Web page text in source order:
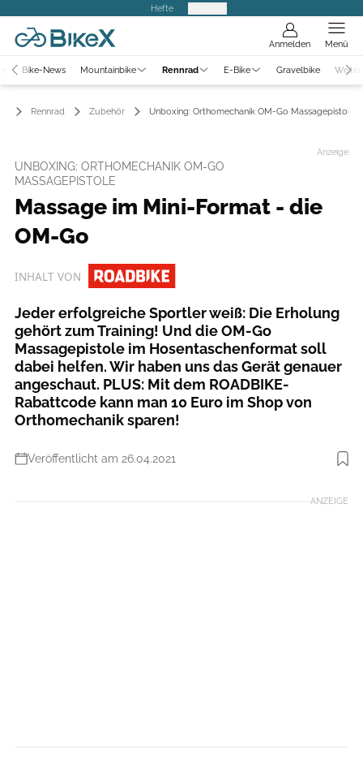
Hefte
Anmelden Menü
Bike-News Mountainbike Rennrad E-Bike Gravelbike
Rennrad Zubehör Unboxing: Orthomechanik OM-Go Massagepistole
Anzeige
UNBOXING: ORTHOMECHANIK OM-GO
MASSAGEPISTOLE
Massage im Mini-Format - die
OM-Go
INHALT VON
Jeder erfolgreiche Sportler weiß: Die Erholung
gehört zum Training! Und die OM-Go
Massagepistole im Hosentaschenformat soll
dabei helfen. Wir haben uns das Gerät genauer
angeschaut. PLUS: Mit dem ROADBIKE-
Rabattcode kann man 10 Euro im Shop von
Orthomechanik sparen!
Veröffentlicht am 26.04.2021
ANZEIGE